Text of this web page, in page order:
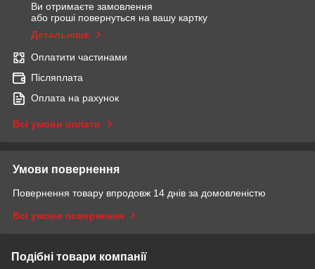
Ви отримаєте замовлення
або гроші повернуться на вашу картку
Детальніше
Оплатити частинами
Післяплата
Оплата на рахунок
Всі умови оплати
Умови повернення
Повернення товару впродовж 14 днів за домовленістю
Всі умови повернення
Подібні товари компанії